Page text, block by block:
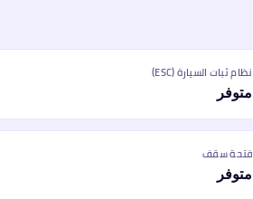
نظام ثبات السيارة (ESC)
متوفر
فتحة سقف
متوفر